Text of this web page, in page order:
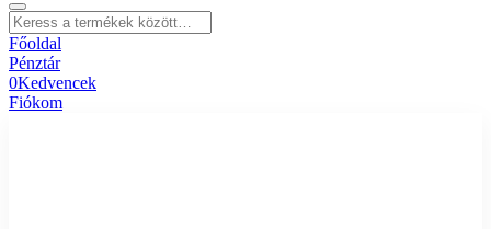
Főoldal
Pénztár
0Kedvencek
Fiókom